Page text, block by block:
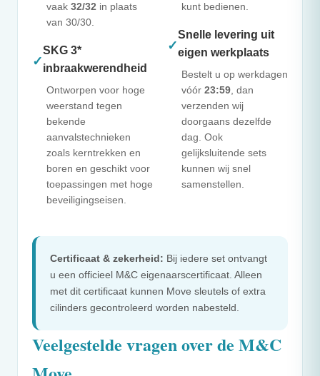
vaak 32/32 in plaats
van 30/30.
✓
SKG 3*
inbraakwerendheid
Ontworpen voor hoge
weerstand tegen
bekende
aanvalstechnieken
zoals kerntrekken en
boren en geschikt voor
toepassingen met hoge
beveiligingseisen.
kunt bedienen.
✓
Snelle levering uit
eigen werkplaats
Bestelt u op werkdagen
vóór 23:59 , dan
verzenden wij
doorgaans dezelfde
dag. Ook
gelijksluitende sets
kunnen wij snel
samenstellen.
Certificaat & zekerheid: Bij iedere set ontvangt
u een officieel M&C eigenaarscertificaat. Alleen
met dit certificaat kunnen Move sleutels of extra
cilinders gecontroleerd worden nabesteld.
Veelgestelde vragen over de M&C